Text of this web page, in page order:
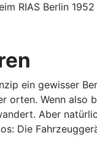
RIAS Berlin
ein gewisser
orten. Wenn also
Aber
Die